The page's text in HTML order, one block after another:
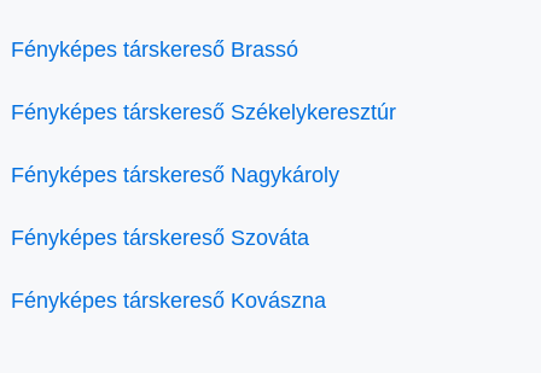
Fényképes társkereső Brassó
Fényképes társkereső Székelykeresztúr
Fényképes társkereső Nagykároly
Fényképes társkereső Szováta
Fényképes társkereső Kovászna